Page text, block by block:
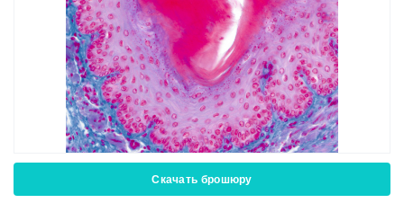
Скачать брошюру